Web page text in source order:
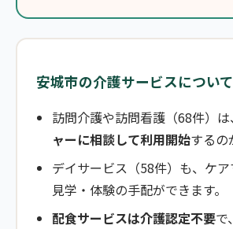
安城市の介護サービスについて
訪問介護や訪問看護（68件）は、
ャーに相談して利用開始するの
デイサービス（58件）も、ケ
見学・体験の手配ができます。
配食サービスは介護認定不要で